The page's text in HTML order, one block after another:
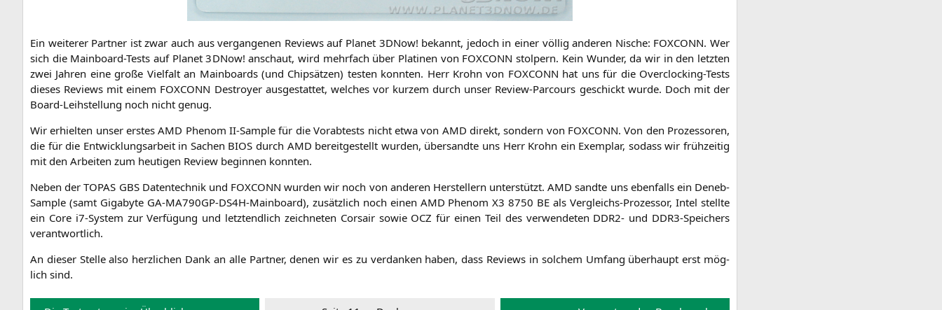
Ein wei­te­rer Part­ner ist zwar auch aus ver­gan­ge­nen Reviews auf Pla­net 3DNow! bekannt, jedoch in einer völ­lig ande­ren Nische: FOXCONN. Wer
sich die Main­board-Tests auf Pla­net 3DNow! anschaut, wird mehr­fach über Pla­ti­nen von FOXCONN stol­pern. Kein Wun­der, da wir in den letz­ten
zwei Jah­ren eine gro­ße Viel­falt an Main­boards (und Chip­sät­zen) tes­ten konn­ten. Herr Krohn von FOXCONN hat uns für die Over­clo­cking-Tests
die­ses Reviews mit einem FOXCONN Des­troy­er aus­ge­stat­tet, wel­ches vor kur­zem durch unser Review-Par­cours geschickt wur­de. Doch mit der
Board-Leih­stel­lung noch nicht genug.
Wir erhiel­ten unser ers­tesAMD Phe­nom II-Sam­ple für die Vor­ab­tes­ts nicht etwa von AMD direkt, son­dern von FOXCONN. Von den Pro­zes­so­ren,
die für die Ent­wick­lungs­ar­beit in Sachen BIOS durch AMD bereit­ge­stellt wur­den, über­sand­te uns Herr Krohn ein Exem­plar, sodass wir früh­zei­tig
mit den Arbei­ten zum heu­ti­gen Review begin­nen konnten.
Neben derTOPAS GBSDaten­tech­nik und FOXCONN wur­den wir noch von ande­ren Her­stel­lern unter­stützt.AMD sand­te uns eben­falls ein Deneb-
Sam­ple (samt Giga­byte GA-MA790GP-DS4H-Main­board), zusätz­lich noch einen AMD Phe­nomX3 8750 BE als Ver­gleichs-Pro­zes­sor, Intel stell­te
ein Core i7-Sys­tem zur Ver­fü­gung und letzt­end­lich zeich­ne­ten Cor­sair sowie OCZ für einen Teil des ver­wen­de­ten DDR2- und DDR3-Spei­chers
verantwortlich.
An die­ser Stel­le also herz­li­chen Dank an alle Part­ner, denen wir es zu ver­dan­ken haben, dass Reviews in sol­chem Umfang über­haupt erst mög­
lich sind.